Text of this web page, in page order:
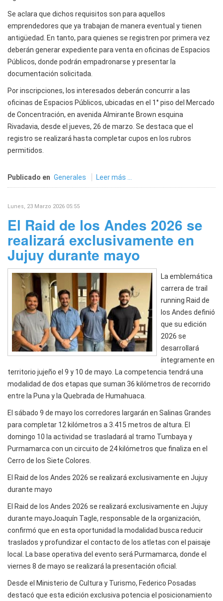
Se aclara que dichos requisitos son para aquellos
emprendedores que ya trabajan de manera eventual y tienen
antigüedad. En tanto, para quienes se registren por primera vez
deberán generar expediente para venta en oficinas de Espacios
Públicos, donde podrán empadronarse y presentar la
documentación solicitada.
Por inscripciones, los interesados deberán concurrir a las
oficinas de Espacios Públicos, ubicadas en el 1° piso del Mercado
de Concentración, en avenida Almirante Brown esquina
Rivadavia, desde el jueves, 26 de marzo. Se destaca que el
registro se realizará hasta completar cupos en los rubros
permitidos.
Publicado en Generales Leer más ...
Lunes, 23 Marzo 2026 05:55
El Raid de los Andes 2026 se
realizará exclusivamente en
Jujuy durante mayo
La emblemática
carrera de trail
running Raid de
los Andes definió
que su edición
2026 se
desarrollará
íntegramente en
territorio jujeño el 9 y 10 de mayo. La competencia tendrá una
modalidad de dos etapas que suman 36 kilómetros de recorrido
entre la Puna y la Quebrada de Humahuaca.
El sábado 9 de mayo los corredores largarán en Salinas Grandes
para completar 12 kilómetros a 3.415 metros de altura. El
domingo 10 la actividad se trasladará al tramo Tumbaya y
Purmamarca con un circuito de 24 kilómetros que finaliza en el
Cerro de los Siete Colores.
El Raid de los Andes 2026 se realizará exclusivamente en Jujuy
durante mayo
El Raid de los Andes 2026 se realizará exclusivamente en Jujuy
durante mayoJoaquín Tagle, responsable de la organización,
confirmó que en esta oportunidad la modalidad busca reducir
traslados y profundizar el contacto de los atletas con el paisaje
local. La base operativa del evento será Purmamarca, donde el
viernes 8 de mayo se realizará la presentación oficial.
Desde el Ministerio de Cultura y Turismo, Federico Posadas
destacó que esta edición exclusiva potencia el posicionamiento